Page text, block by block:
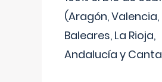
(Aragón, Valencia,
Baleares, La Rioja,
Andalucía y